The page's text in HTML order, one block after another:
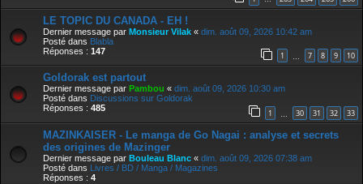
LE TOPIC DU CANADA - EH !
Dernier message par Monsieur Vilak « dim. août 09, 2026 10:42 am
Posté dans Blabla
Réponses : 147 1 7 8 9 10
Goldorak est partout
Dernier message par Pambou « dim. août 09, 2026 10:30 am
Posté dans Discussions sur Goldorak
Réponses : 485 1 30 31 32 33
MAZINKAISER - Le manga de Go Nagai : analyse et secrets
des origines de Mazinger
Dernier message par Bouleau Blanc « dim. août 09, 2026 07:38 am
Posté dans Livres / BD / Manga / Magazines
Réponses : 4